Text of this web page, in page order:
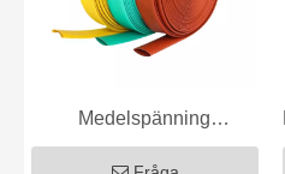
Medelspänning
krympslang